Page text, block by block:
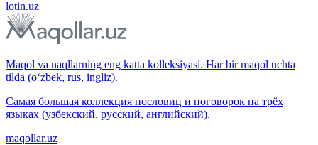
lotin.uz
Maqol va naqllarning eng katta kolleksiyasi. Har bir maqol uchta
tilda (o‘zbek, rus, ingliz).
Самая большая коллекция пословиц и поговорок на трёх
языках (узбекский, русский, английский).
maqollar.uz